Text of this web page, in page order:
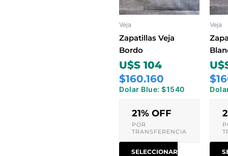
Veja
Zapatillas Veja
Bordo
U$S 104
$160.160
Dolar Blue: $1540
21% OFF
POR
TRANSFERENCIA
SELECCIONAR
opciones
pueden
página
producto
Veja